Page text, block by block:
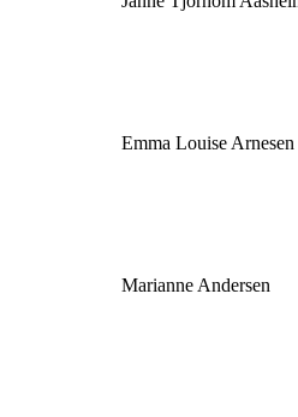
Emma Louise Arnesen
Marianne Andersen